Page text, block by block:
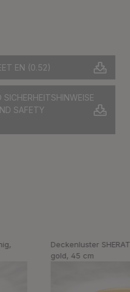
EN (0.52)
SAFETY
Deckenluster
gold, 45 cm